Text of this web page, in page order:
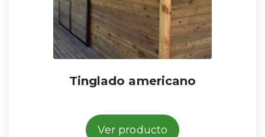
Tinglado americano
Ver producto